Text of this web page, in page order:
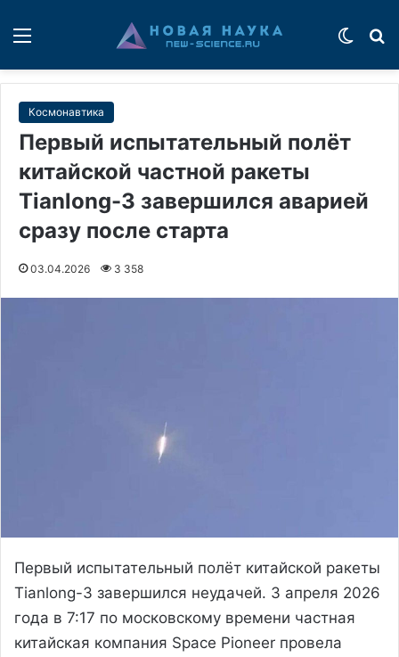
Космонавтика
Первый испытательный полёт
китайской частной ракеты
Tianlong-3 завершился аварией
сразу после старта
03.04.2026 3 358
Первый испытательный полёт китайской ракеты
Tianlong-3 завершился неудачей. 3 апреля 2026
года в 7:17 по московскому времени частная
китайская компания Space Pioneer провела